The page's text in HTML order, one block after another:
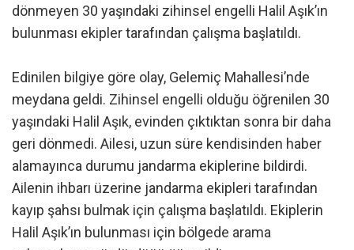
dönmeyen 30 yaşındaki zihinsel engelli Halil Aşık’ın
bulunması ekipler tarafından çalışma başlatıldı.
Edinilen bilgiye göre olay, Gelemiç Mahallesi’nde
meydana geldi. Zihinsel engelli olduğu öğrenilen 30
yaşındaki Halil Aşık, evinden çıktıktan sonra bir daha
geri dönmedi. Ailesi, uzun süre kendisinden haber
alamayınca durumu jandarma ekiplerine bildirdi.
Ailenin ihbarı üzerine jandarma ekipleri tarafından
kayıp şahsı bulmak için çalışma başlatıldı. Ekiplerin
Halil Aşık’ın bulunması için bölgede arama